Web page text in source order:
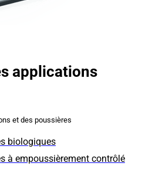
applications
et des poussières
biologiques
à empoussièrement contrôlé